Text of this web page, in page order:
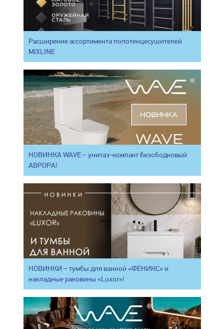
Расширение ассортимента полотенцесушителей
MIXLINE
НОВИНКА WAVE – унитаз-компакт безободковый
АВРОРА!
НОВИНКИ – тумбы для ванной «ФЕНИКС» и
накладные раковины «Luxor»!